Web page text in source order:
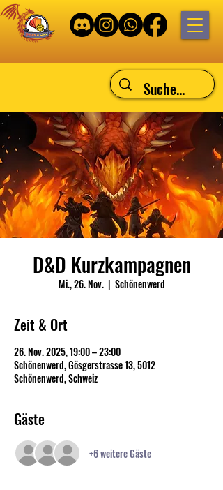
D&D Kurzkampagnen
Mi., 26. Nov.
  |
Schönenwerd
Zeit & Ort
26. Nov. 2025, 19:00 – 23:00
Schönenwerd, Gösgerstrasse 13, 5012
Schönenwerd, Schweiz
Gäste
+6 weitere Gäste